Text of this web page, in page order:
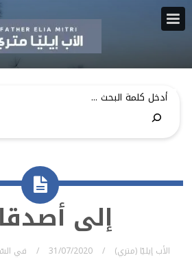
إلى
الأب إيليّا (متري) 31/07/2020 في